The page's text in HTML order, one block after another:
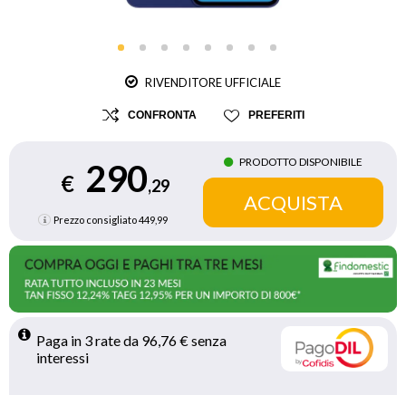
RIVENDITORE UFFICIALE
CONFRONTA PREFERITI
€ 290,29
Prezzo consigliato449,99
PRODOTTO DISPONIBILE
Paga in 3 rate da 96,76 € senza
interessi